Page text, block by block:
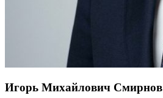
Игорь Михайлович Смирнов